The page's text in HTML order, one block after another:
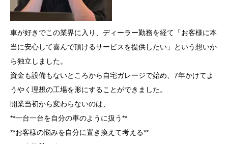
車が好きでこの業界に入り、ディーラー勤務を経て「お客様に本
当に安心して喜んで頂けるサービスを提供したい」という想いか
ら独立しました。
資金も設備もないところから自宅ガレージで始め、7年かけてよ
うやく理想の工場を形にすることができました。
開業当初から変わらないのは、
**一台一台を自分の車のように扱う**
**お客様の悩みを自分に置き換えて考える**